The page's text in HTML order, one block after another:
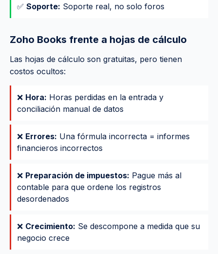
✅ Soporte: Soporte real, no solo foros
Zoho Books frente a hojas de cálculo
Las hojas de cálculo son gratuitas, pero tienen
costos ocultos:
❌ Hora: Horas perdidas en la entrada y
conciliación manual de datos
❌ Errores: Una fórmula incorrecta = informes
financieros incorrectos
❌ Preparación de impuestos: Pague más al
contable para que ordene los registros
desordenados
❌ Crecimiento: Se descompone a medida que su
negocio crece